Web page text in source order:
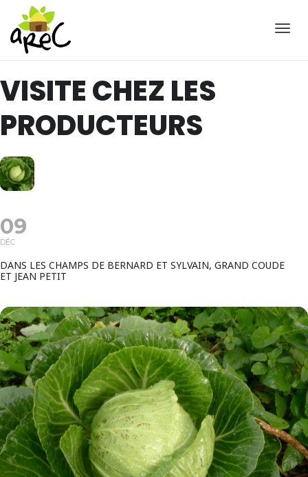
VISITE CHEZ LES
PRODUCTEURS
09
DÉC
DANS LES CHAMPS DE BERNARD ET SYLVAIN, GRAND COUDE
ET JEAN PETIT